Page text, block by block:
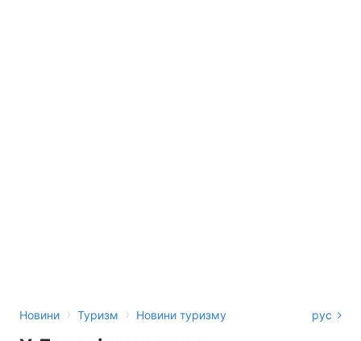
Новини › Туризм › Новини туризму рус